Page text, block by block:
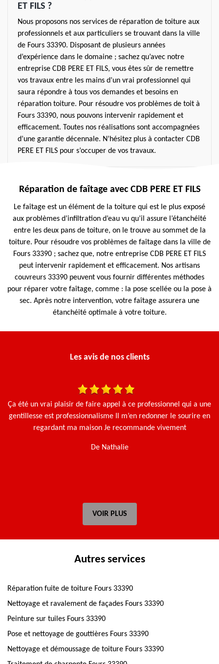
ET FILS ?
Nous proposons nos services de réparation de toiture aux
professionnels et aux particuliers se trouvant dans la ville
de Fours 33390. Disposant de plusieurs années
d’expérience dans le domaine ; sachez qu’avec notre
entreprise CDB PERE ET FILS, vous êtes sûr de remettre
vos travaux entre les mains d’un vrai professionnel qui
saura répondre à tous vos demandes et besoins en
réparation toiture. Pour résoudre vos problèmes de toit à
Fours 33390, nous pouvons intervenir rapidement et
efficacement. Toutes nos réalisations sont accompagnées
d’une garantie décennale. N’hésitez plus à contacter CDB
PERE ET FILS pour s’occuper de vos travaux.
Réparation de faîtage avec CDB PERE ET FILS
Le faîtage est un élément de la toiture qui est le plus exposé
aux problèmes d’infiltration d’eau vu qu’il assure l’étanchéité
entre les deux pans de toiture, on le trouve au sommet de la
toiture. Pour résoudre vos problèmes de faîtage dans la ville de
Fours 33390 ; sachez que, notre entreprise CDB PERE ET FILS
peut intervenir rapidement et efficacement. Nos artisans
couvreurs 33390 peuvent vous fournir différentes méthodes
pour réparer votre faîtage, comme : la pose scellée ou la pose à
sec. Après notre intervention, votre faîtage assurera une
étanchéité optimale à votre toiture.
Les avis de nos clients
Ça été un vrai plaisir de faire appel à ce professionnel qui a une
gentillesse est professionnalisme Il m’en redonner le sourire en
regardant ma maison Je recommande vivement
De Nathalie
VOIR PLUS
Autres services
Réparation fuite de toiture Fours 33390
Nettoyage et ravalement de façades Fours 33390
Peinture sur tuiles Fours 33390
Pose et nettoyage de gouttières Fours 33390
Nettoyage et démoussage de toiture Fours 33390